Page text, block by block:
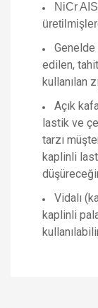
NiCr
Genelde
edilen,
kullanılan
Açık
lastik ve
tarzı
kaplinli
Vidalı
kaplinli